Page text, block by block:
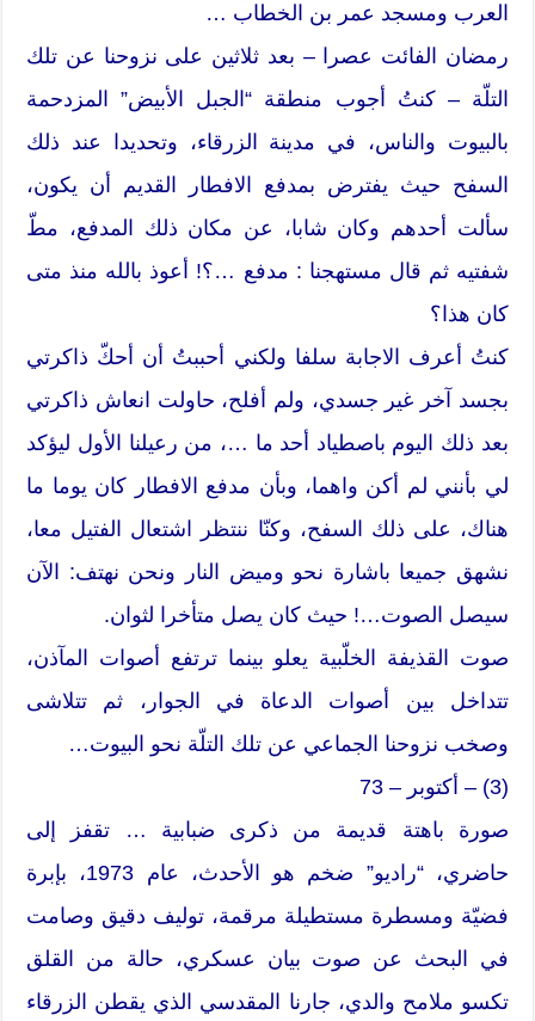
العرب ومسجد عمر بن الخطاب …
رمضان الفائت عصرا – بعد ثلاثين على نزوحنا عن تلك
التلّة – كنتُ أجوب منطقة “الجبل الأبيض” المزدحمة
بالبيوت والناس، في مدينة الزرقاء، وتحديدا عند ذلك
السفح حيث يفترض بمدفع الافطار القديم أن يكون،
سألت أحدهم وكان شابا، عن مكان ذلك المدفع، مطّ
شفتيه ثم قال مستهجنا : مدفع …؟! أعوذ بالله منذ متى
كان هذا؟
كنتُ أعرف الاجابة سلفا ولكني أحببتُ أن أحكّ ذاكرتي
بجسد آخر غير جسدي، ولم أفلح، حاولت انعاش ذاكرتي
بعد ذلك اليوم باصطياد أحد ما …، من رعيلنا الأول ليؤكد
لي بأنني لم أكن واهما، وبأن مدفع الافطار كان يوما ما
هناك، على ذلك السفح، وكنّا ننتظر اشتعال الفتيل معا،
نشهق جميعا باشارة نحو وميض النار ونحن نهتف: الآن
سيصل الصوت…! حيث كان يصل متأخرا لثوان.
صوت القذيفة الخلّبية يعلو بينما ترتفع أصوات المآذن،
تتداخل بين أصوات الدعاة في الجوار، ثم تتلاشى
وصخب نزوحنا الجماعي عن تلك التلّة نحو البيوت…
(3) – أكتوبر – 73
صورة باهتة قديمة من ذكرى ضبابية … تقفز إلى
حاضري، “راديو” ضخم هو الأحدث، عام 1973، بإبرة
فضيّة ومسطرة مستطيلة مرقمة، توليف دقيق وصامت
في البحث عن صوت بيان عسكري، حالة من القلق
تكسو ملامح والدي، جارنا المقدسي الذي يقطن الزرقاء